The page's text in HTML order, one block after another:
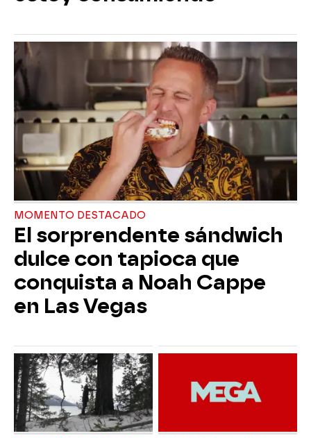
MOMENTO DESTACADO
El sorprendente sándwich
dulce con tapioca que
conquista a Noah Cappe
en Las Vegas